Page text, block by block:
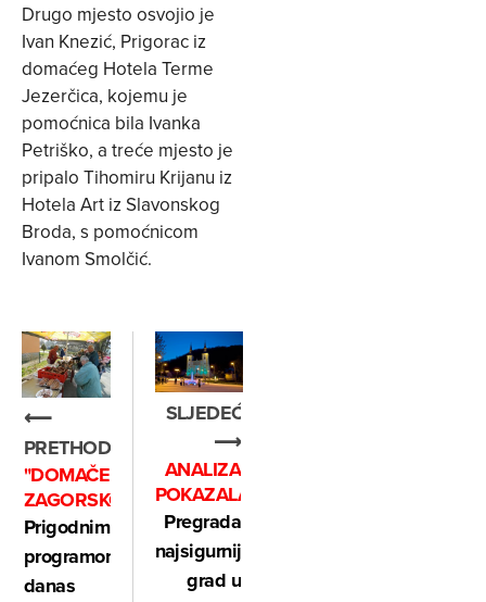
Drugo mjesto osvojio je
Ivan Knezić, Prigorac iz
domaćeg Hotela Terme
Jezerčica, kojemu je
pomoćnica bila Ivanka
Petriško, a treće mjesto je
pripalo Tihomiru Krijanu iz
Hotela Art iz Slavonskog
Broda, s pomoćnicom
Ivanom Smolčić.
⟵
PRETHODNO
"DOMAČE
ZAGORSKO"
Prigodnim
programom
danas
SLJEDEĆE
⟶
ANALIZA
POKAZALA
Pregrada
najsigurniji
grad u